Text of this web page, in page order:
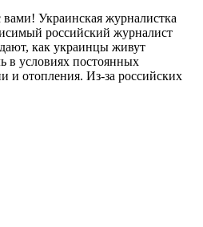
Украинская журналистка
российский журналист
как украинцы живут
в условиях постоянных
и отопления. Из-за российских